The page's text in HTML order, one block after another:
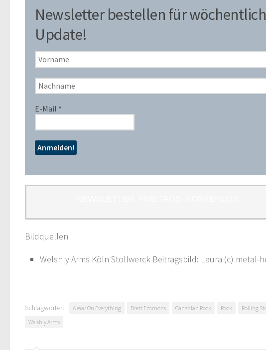
Newsletter bestellen für
Update!
E-Mail *
Bildquellen
Welshly Arms Köln Stollwerck Beitragsbild: Laura (c) metal-
Schlagwörter: A War On Everything Brett Emmons Canadian Rock Rock Rolling
Welshly Arms